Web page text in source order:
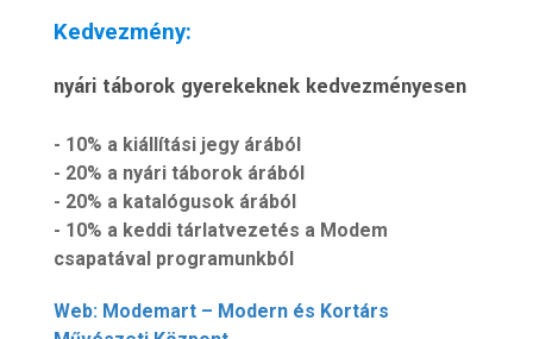
Kedvezmény:
nyári táborok gyerekeknek kedvezményesen
- 10% a kiállítási jegy árából
- 20% a nyári táborok árából
- 20% a katalógusok árából
- 10% a keddi tárlatvezetés a Modem
csapatával programunkból
Web: Modemart – Modern és Kortárs